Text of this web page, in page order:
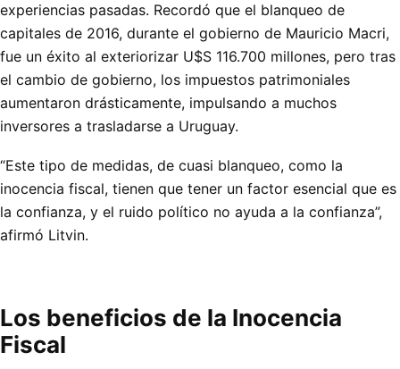
experiencias pasadas. Recordó que el blanqueo de
capitales de 2016, durante el gobierno de Mauricio Macri,
fue un éxito al exteriorizar U$S 116.700 millones, pero tras
el cambio de gobierno, los impuestos patrimoniales
aumentaron drásticamente, impulsando a muchos
inversores a trasladarse a Uruguay.
“Este tipo de medidas, de cuasi blanqueo, como la
inocencia fiscal, tienen que tener un factor esencial que es
la confianza, y el ruido político no ayuda a la confianza”,
afirmó Litvin.
Los beneficios de la Inocencia
Fiscal